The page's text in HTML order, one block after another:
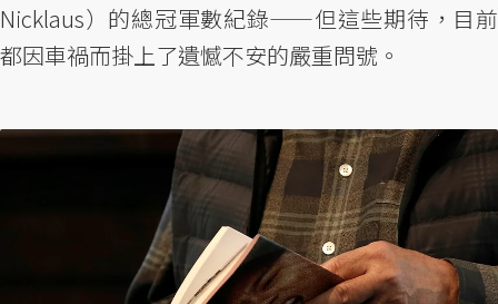
Nicklaus）的總冠軍數紀錄——但這些期待，目前
都因車禍而掛上了遺憾不安的嚴重問號。